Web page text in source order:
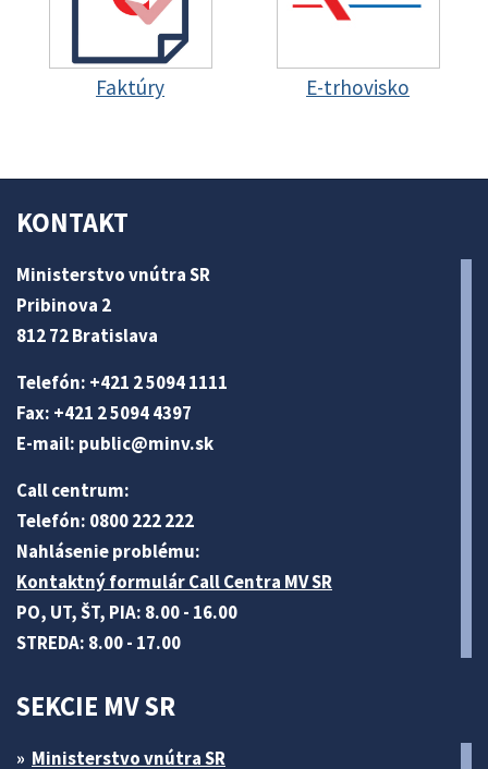
Faktúry E-trhovisko
KONTAKT
Ministerstvo vnútra SR
Pribinova 2
812 72 Bratislava
Telefón: +421 2 5094 1111
Fax: +421 2 5094 4397
E-mail: public@minv.sk
Call centrum:
Telefón: 0800 222 222
Nahlásenie problému:
Kontaktný formulár Call Centra MV SR
PO, UT, ŠT, PIA: 8.00 - 16.00
STREDA: 8.00 - 17.00
SEKCIE MV SR
Ministerstvo vnútra SR